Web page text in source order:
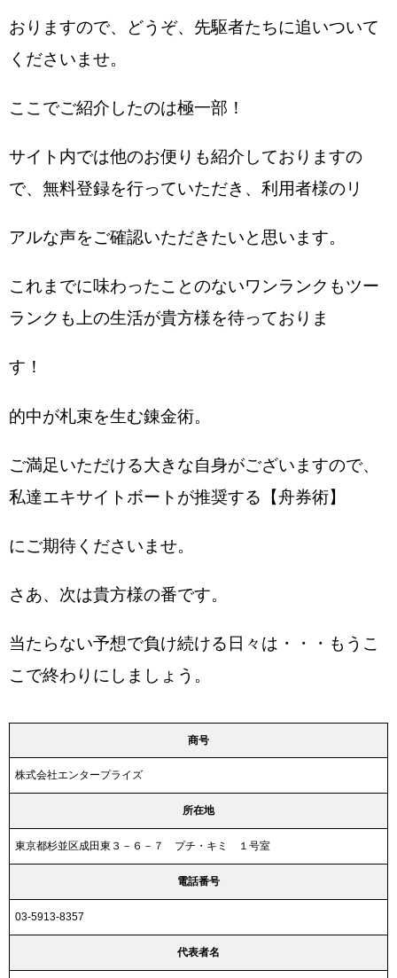
おりますので、どうぞ、先駆者たちに追いついて
くださいませ。
ここでご紹介したのは極一部！
サイト内では他のお便りも紹介しておりますの
で、無料登録を行っていただき、利用者様のリ
アルな声をご確認いただきたいと思います。
これまでに味わったことのないワンランクもツー
ランクも上の生活が貴方様を待っておりま
す！
的中が札束を生む錬金術。
ご満足いただける大きな自身がございますので、
私達エキサイトボートが推奨する【舟券術】
にご期待くださいませ。
さあ、次は貴方様の番です。
当たらない予想で負け続ける日々は・・・もうこ
こで終わりにしましょう。
商号
株式会社エンタープライズ
所在地
東京都杉並区成田東３－６－７ プチ・キミ １号室
電話番号
03-5913-8357
代表者名